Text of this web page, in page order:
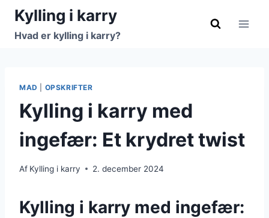
Fortsæt
indhold
Kylling i karry
Hvad er kylling i karry?
MAD OPSKRIFTER
Kylling i karry med
ingefær: Et krydret twist
Af Kylling i karry 2. december 2024
Kylling i karry med ingefær: